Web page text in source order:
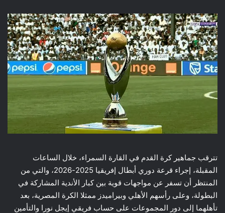
تترقب جماهير كرة القدم في القارة السمراء، خلال الساعات
المقبلة، إجراء قرعة دوري أبطال إفريقيا 2025-2026، والتي من
المنتظر أن تسفر عن مواجهات قوية بين كبار الأندية المشاركة في
البطولة، وعلى رأسهم الأهلي وبيراميدز ممثلا الكرة المصرية، بعد
تأهلهما إلى دور المجموعات على حساب فريقي إيجل نورا والتأمين